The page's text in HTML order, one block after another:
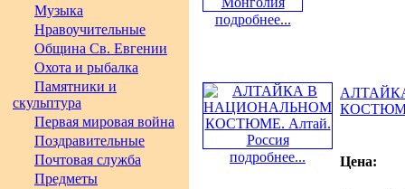
Музыка
Нравоучительные
Община Св. Евгении
Охота и рыбалка
Памятники и
скульптура
Первая мировая война
Поздравительные
Почтовая служба
Предметы
подробнее...
подробнее... Цена: